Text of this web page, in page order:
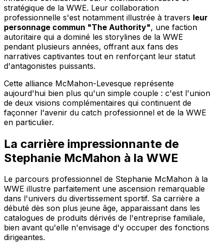
stratégique de la WWE. Leur collaboration
professionnelle s'est notamment illustrée à travers leur
personnage commun "The Authority", une faction
autoritaire qui a dominé les storylines de la WWE
pendant plusieurs années, offrant aux fans des
narratives captivantes tout en renforçant leur statut
d'antagonistes puissants.
Cette alliance McMahon-Levesque représente
aujourd'hui bien plus qu'un simple couple : c'est l'union
de deux visions complémentaires qui continuent de
façonner l'avenir du catch professionnel et de la WWE
en particulier.
La carrière impressionnante de
Stephanie McMahon à la WWE
Le parcours professionnel de Stephanie McMahon à la
WWE illustre parfaitement une ascension remarquable
dans l'univers du divertissement sportif. Sa carrière a
débuté dès son plus jeune âge, apparaissant dans les
catalogues de produits dérivés de l'entreprise familiale,
bien avant qu'elle n'envisage d'y occuper des fonctions
dirigeantes.